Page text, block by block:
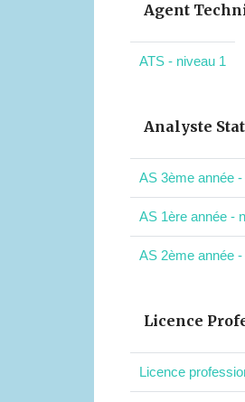
Agent
ATS - niveau 1
Analyste
AS 3ème année
AS 1ère année -
AS 2ème année
Licence
Licence